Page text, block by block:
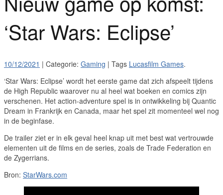
‘Star Wars: Eclipse’
10/12/2021 | Categorie: Gaming | Tags Lucasfilm Games.
‘Star Wars: Eclipse’ wordt het eerste game dat zich afspeelt tijdens
de High Republic waarover nu al heel wat boeken en comics zijn
verschenen. Het action-adventure spel is in ontwikkeling bij Quantic
Dream in Frankrijk en Canada, maar het spel zit momenteel wel nog
in de beginfase.
De trailer ziet er in elk geval heel knap uit met best wat vertrouwde
elementen uit de films en de series, zoals de Trade Federation en
de Zygerrians.
Bron: StarWars.com